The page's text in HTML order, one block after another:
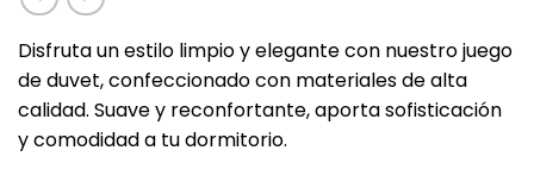
Disfruta un estilo limpio y elegante con nuestro juego
de duvet, confeccionado con materiales de alta
calidad. Suave y reconfortante, aporta sofisticación
y comodidad a tu dormitorio.